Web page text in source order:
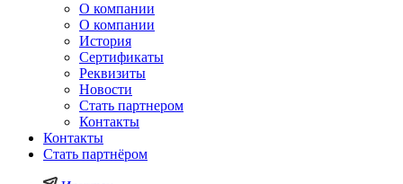
О компании
О компании
История
Сертификаты
Реквизиты
Новости
Стать партнером
Контакты
Контакты
Стать партнёром